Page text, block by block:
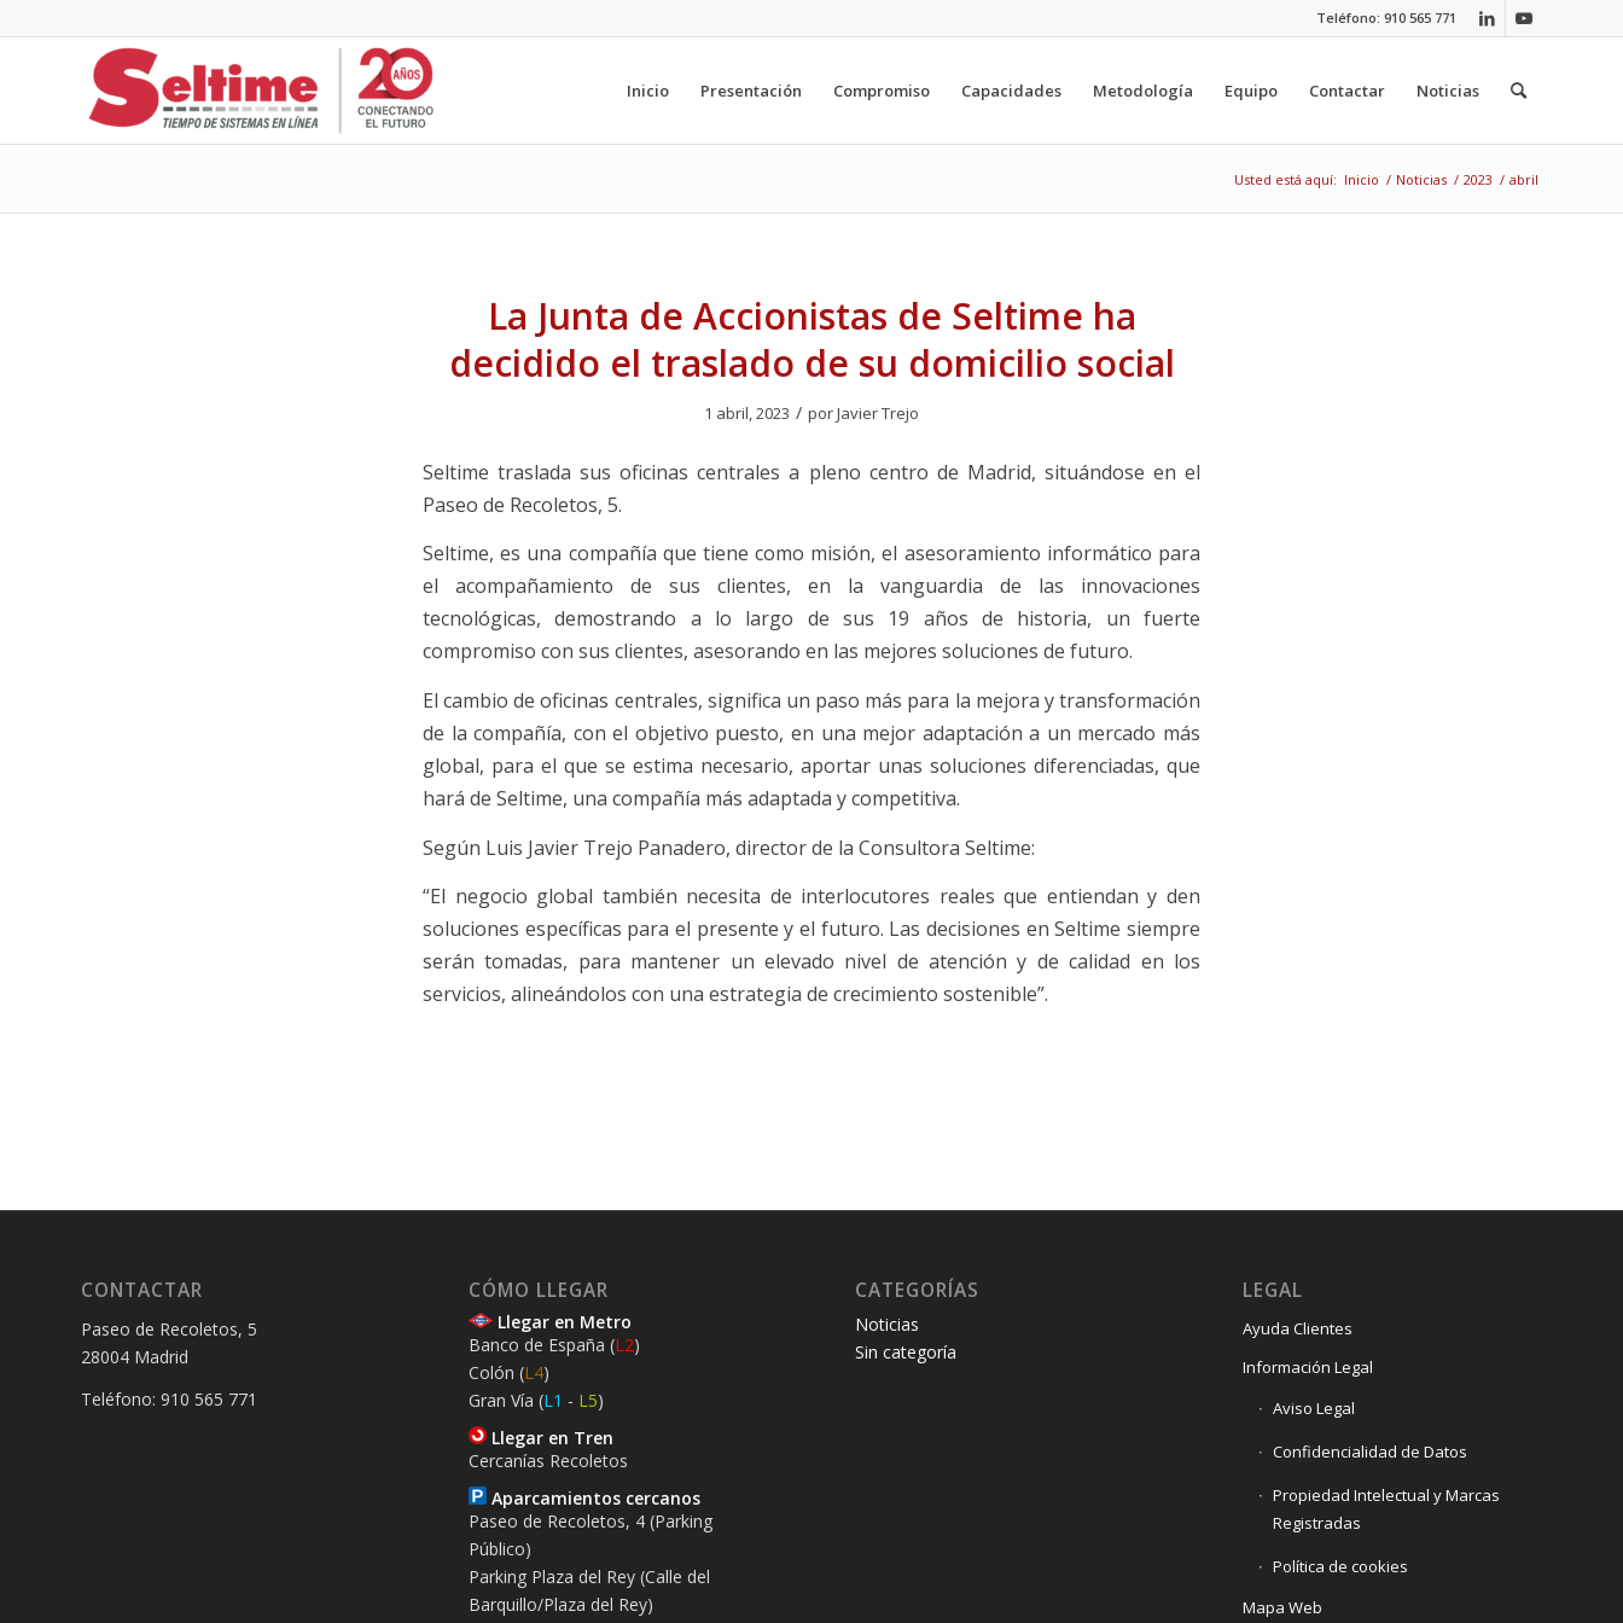
Teléfono: 910 565 771
Inicio Presentación Compromiso Capacidades Metodología Equipo Contactar Noticias
Usted está aquí: Inicio / Noticias / 2023 / abril
La Junta de Accionistas de Seltime ha
decidido el traslado de su domicilio social
1 abril, 2023 / porJavier Trejo
Seltime traslada sus oficinas centrales a pleno centro de Madrid, situándose en el
Paseo de Recoletos, 5.
Seltime, es una compañía que tiene como misión, el asesoramiento informático para
el acompañamiento de sus clientes, en la vanguardia de las innovaciones
tecnológicas, demostrando a lo largo de sus 19 años de historia, un fuerte
compromiso con sus clientes, asesorando en las mejores soluciones de futuro.
El cambio de oficinas centrales, significa un paso más para la mejora y transformación
de la compañía, con el objetivo puesto, en una mejor adaptación a un mercado más
global, para el que se estima necesario, aportar unas soluciones diferenciadas, que
hará de Seltime, una compañía más adaptada y competitiva.
Según Luis Javier Trejo Panadero, director de la Consultora Seltime:
“El negocio global también necesita de interlocutores reales que entiendan y den
soluciones específicas para el presente y el futuro. Las decisiones en Seltime siempre
serán tomadas, para mantener un elevado nivel de atención y de calidad en los
servicios, alineándolos con una estrategia de crecimiento sostenible”.
CONTACTAR
Paseo de Recoletos, 5
28004 Madrid
Teléfono: 910 565 771
CÓMO LLEGAR
Llegar en Metro
Banco de España (L2)
Colón (L4)
Gran Vía (L1 - L5)
Llegar en Tren
Cercanías Recoletos
Aparcamientos cercanos
Paseo de Recoletos, 4 (Parking
Público)
Parking Plaza del Rey (Calle del
Barquillo/Plaza del Rey)
CATEGORÍAS
Noticias
Sin categoría
LEGAL
Ayuda Clientes
Información Legal
Aviso Legal
Confidencialidad de Datos
Propiedad Intelectual y Marcas
Registradas
Política de cookies
Mapa Web